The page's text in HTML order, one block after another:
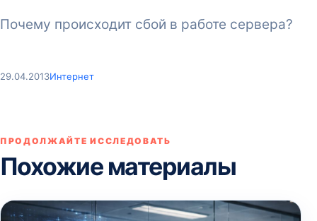
Почему происходит сбой в работе сервера?
29.04.2013Интернет
ПРОДОЛЖАЙТЕ ИССЛЕДОВАТЬ
Похожие материалы